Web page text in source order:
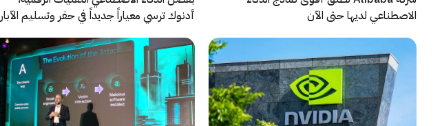
الاصطناعي لديها حتى الآن
أدنوك ترسي معياراً جديداً في حفر وتسليم الآبار